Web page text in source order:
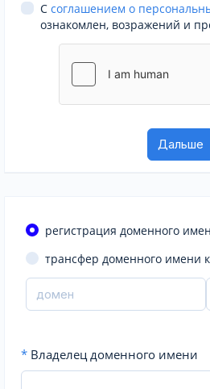
С соглашением о
ознакомлен, возражений и
регистрация доменного
трансфер доменного имени
* Владелец доменного имени